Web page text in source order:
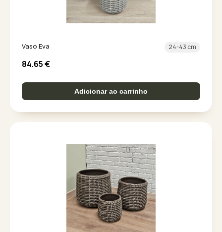
Vaso Eva 24-43 cm
84.65€
Adicionar ao carrinho